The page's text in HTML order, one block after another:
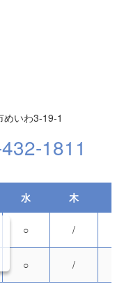
めいわ3-19-1
1811
水 木
○ /
○ /